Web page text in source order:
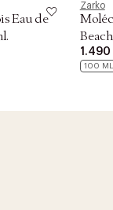
Eau de
Zarko
Beach
1.490
100 ML